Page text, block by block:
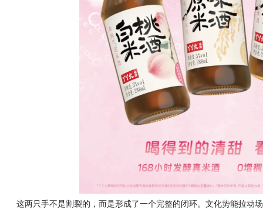
这两只手不是割裂的，而是形成了一个完整的闭环。文化势能拉动